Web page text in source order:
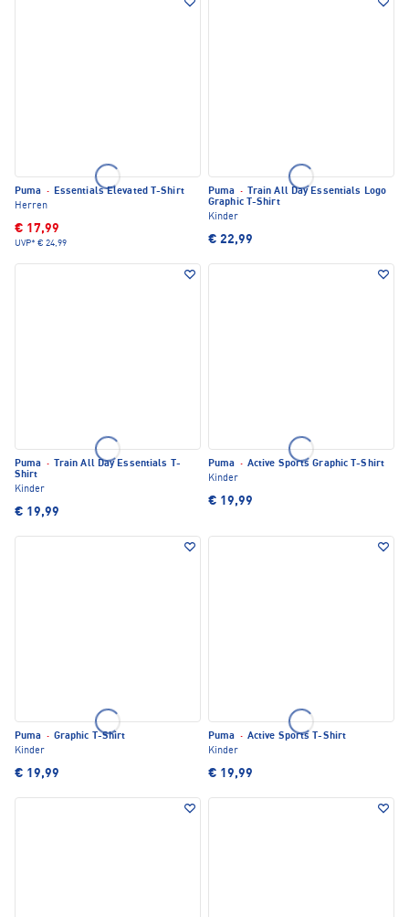
Puma · Essentials Elevated T-Shirt
Herren
€ 17,99
UVP* € 24,99
Puma ·
Train All Day Essentials Logo
Graphic T-Shirt
Kinder
€ 22,99
Puma ·
Train All Day Essentials T-
Shirt
Kinder
€ 19,99
Puma · Active Sports Graphic T-Shirt
Kinder
€ 19,99
Puma · Graphic T-Shirt
Kinder
€ 19,99
Puma · Active Sports T-Shirt
Kinder
€ 19,99